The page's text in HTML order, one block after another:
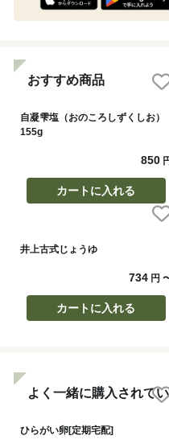
おすすめ商品
自凝雫塩（おのころしずくしお）
155g
850
カートに入れる
井上古式じょうゆ
734円
カートに入れる
よく一緒に購入されて
ひらがい卵[定期宅配]